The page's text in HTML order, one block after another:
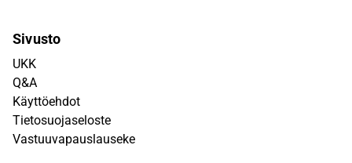
Sivusto
UKK
Q&A
Käyttöehdot
Tietosuojaseloste
Vastuuvapauslauseke